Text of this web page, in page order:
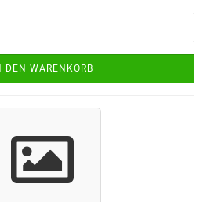
DEN WARENKORB